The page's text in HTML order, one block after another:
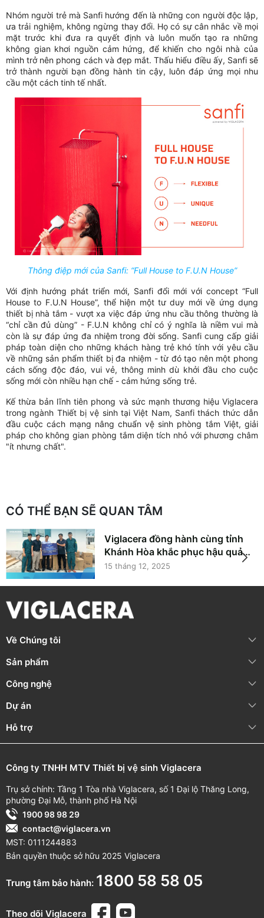
Nhóm người trẻ mà Sanfi hướng đến là những con người độc lập,
ưa trải nghiệm, không ngừng thay đổi. Họ có sự cân nhắc về mọi
mặt trước khi đưa ra quyết định và luôn muốn tạo ra những
không gian khơi nguồn cảm hứng, để khiến cho ngôi nhà của
mình trở nên phong cách và đẹp mắt. Thấu hiểu điều ấy, Sanfi sẽ
trở thành người bạn đồng hành tin cậy, luôn đáp ứng mọi nhu
cầu một cách tinh tế nhất.
Thông điệp mới của Sanfi: “Full House to F.U.N House”
Với định hướng phát triển mới, Sanfi đổi mới với concept “Full
House to F.U.N House”, thể hiện một tư duy mới về ứng dụng
thiết bị nhà tắm - vượt xa việc đáp ứng nhu cầu thông thường là
“chỉ cần đủ dùng” - F.U.N không chỉ có ý nghĩa là niềm vui mà
còn là sự đáp ứng đa nhiệm trong đời sống. Sanfi cung cấp giải
pháp toàn diện cho những khách hàng trẻ khó tính với yêu cầu
về những sản phẩm thiết bị đa nhiệm - từ đó tạo nên một phong
cách sống độc đáo, vui vẻ, thông minh dù khởi đầu cho cuộc
sống mới còn nhiều hạn chế - cảm hứng sống trẻ.
Kế thừa bản lĩnh tiên phong và sức mạnh thương hiệu Viglacera
trong ngành Thiết bị vệ sinh tại Việt Nam, Sanfi thách thức dẫn
đầu cuộc cách mạng nâng chuẩn vệ sinh phòng tắm Việt, giải
pháp cho không gian phòng tắm diện tích nhỏ với phương châm
"ít nhưng chất".
CÓ THỂ BẠN SẼ QUAN TÂM
Viglacera đồng hành cùng tỉnh
Khánh Hòa khắc phục hậu quả
mưa lũ, lan tỏa trách nhiệm vì
15 tháng 12, 2025
Về Chúng tôi
Sản phẩm
Công nghệ
Dự án
Hỗ trợ
Công ty TNHH MTV Thiết bị vệ sinh Viglacera
Trụ sở chính: Tầng 1 Tòa nhà Viglacera, số 1 Đại lộ Thăng Long,
phường Đại Mỗ, thành phố Hà Nội
1900 98 98 29
contact@viglacera.vn
MST: 0111244883
Bản quyền thuộc sở hữu 2025 Viglacera
Trung tâm bảo hành: 1800 58 58 05
Theo dõi Viglacera